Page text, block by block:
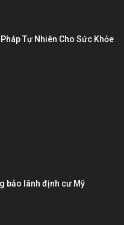
Tự Nhiên Cho Sức Khỏe
bảo lãnh định cư Mỹ